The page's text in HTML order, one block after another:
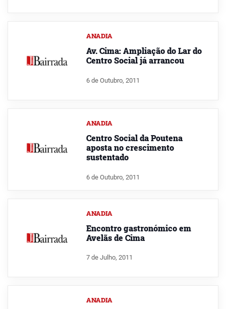
ANADIA
Av. Cima: Ampliação do Lar do
Centro Social já arrancou
6 de Outubro, 2011
ANADIA
Centro Social da Poutena
aposta no crescimento
sustentado
6 de Outubro, 2011
ANADIA
Encontro gastronómico em
Avelãs de Cima
7 de Julho, 2011
ANADIA